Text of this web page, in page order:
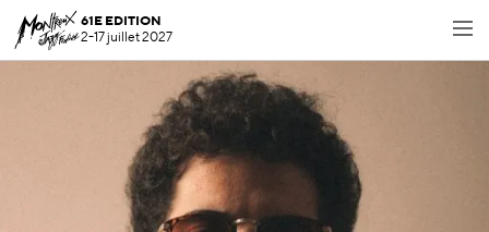
61E EDITION
2-17 juillet 2027